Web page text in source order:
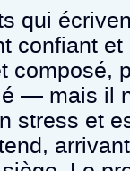
qui
confiant
composé,
— mais il
stress et